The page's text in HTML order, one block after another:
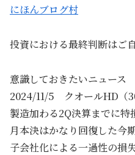
にほんブログ村
投資における最終判断はご
意識しておきたいニュース
2024/11/5 クオールHD（
製造加わる2Q決算までに
月本決はかなり回復した今
子会社化による一過性の損